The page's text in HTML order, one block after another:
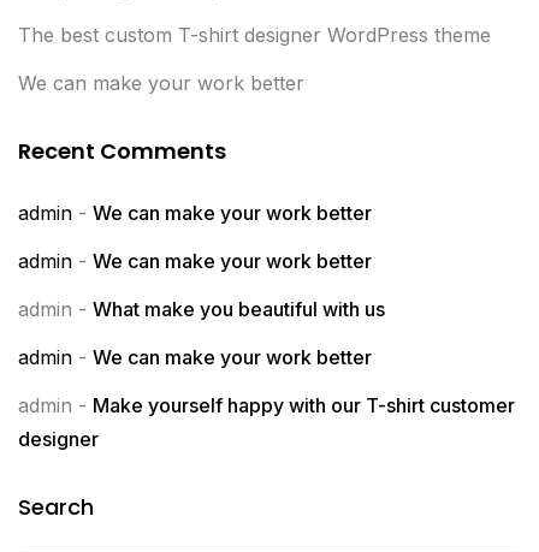
The best custom T-shirt designer WordPress theme
We can make your work better
Recent Comments
admin - We can make your work better
admin - We can make your work better
admin - What make you beautiful with us
admin - We can make your work better
admin - Make yourself happy with our T-shirt customer
designer
Search